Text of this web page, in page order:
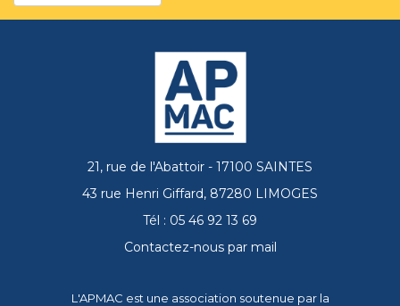
21, rue de l'Abattoir - 17100 SAINTES
43 rue Henri Giffard, 87280 LIMOGES
Tél : 05 46 92 13 69
Contactez-nous par mail
L'APMAC est une association soutenue par la